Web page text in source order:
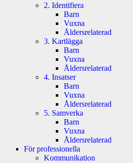
2. Identifiera
Barn
Vuxna
Åldersrelaterad
3. Kartlägga
Barn
Vuxna
Åldersrelaterad
4. Insatser
Barn
Vuxna
Åldersrelaterad
5. Samverka
Barn
Vuxna
Åldersrelaterad
För professionella
Kommunikation